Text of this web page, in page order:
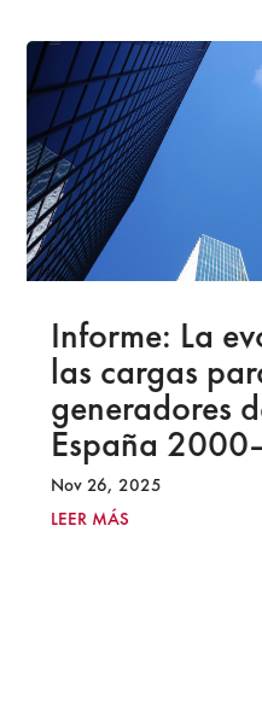
Informe: La
las cargas
generadores
España
Nov 26, 2025
LEER MÁS